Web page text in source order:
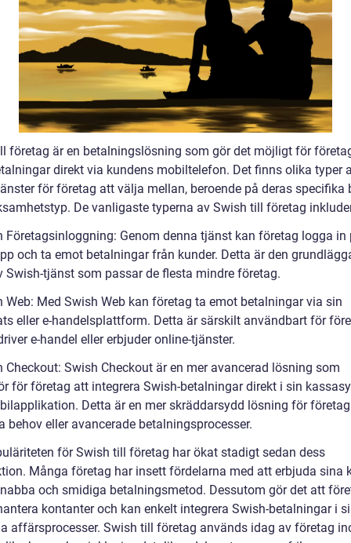
företag är en betalningslösning som gör det möjligt för
direkt via kundens mobiltelefon. Det finns olika typer
för företag att välja mellan, beroende på deras specifika
De vanligaste typerna av Swish till företag
Företagsinloggning: Genom denna tjänst kan företag logga in
och ta emot betalningar från kunder. Detta är den
Swish-tjänst som passar de flesta mindre företag.
Web: Med Swish Web kan företag ta emot betalningar via sin
eller e-handelsplattform. Detta är särskilt användbart för
e-handel eller erbjuder online-tjänster.
Checkout: Swish Checkout är en mer avancerad lösning som
för företag att integrera Swish-betalningar direkt i sin
Detta är en mer skräddarsydd lösning för
behov eller avancerade betalningsprocesser.
för Swish till företag har ökat stadigt sedan dess
Många företag har insett fördelarna med att erbjuda sina
och smidiga betalningsmetod. Dessutom gör det att
kontanter och kan enkelt integrera Swish-betalningar i
affärsprocesser. Swish till företag används idag av företag